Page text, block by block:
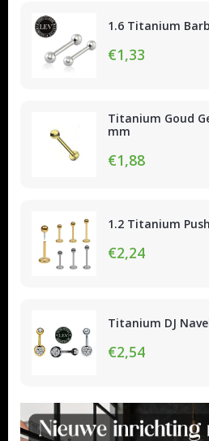
1.6 Titanium
€1,33
Titanium Goud
mm
€1,88
1.2 Titanium
€2,24
Titanium DJ
€2,54